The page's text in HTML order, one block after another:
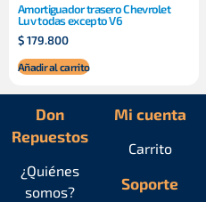
Amortiguador trasero Chevrolet
Luv todas excepto V6
$179.800
Añadir al carrito
Don
Repuestos
¿Quiénes
somos?
Mi cuenta
Carrito
Soporte